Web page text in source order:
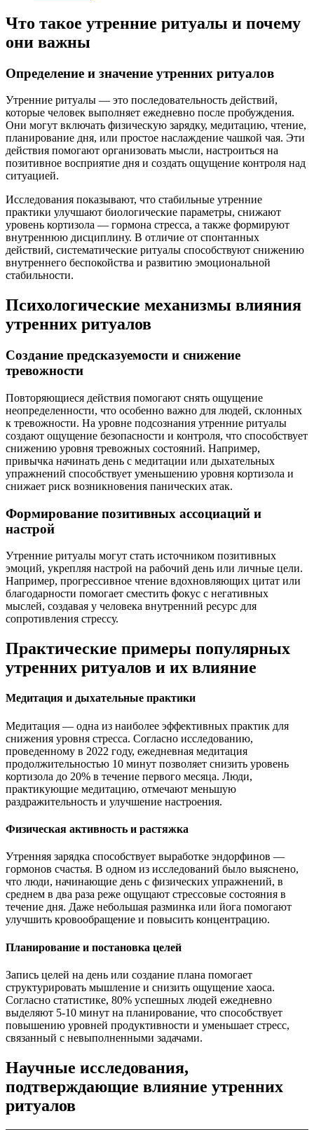
Что такое утренние ритуалы и почему
они важны
Определение и значение утренних ритуалов
Утренние ритуалы — это последовательность действий,
которые человек выполняет ежедневно после пробуждения.
Они могут включать физическую зарядку, медитацию, чтение,
планирование дня, или простое наслаждение чашкой чая. Эти
действия помогают организовать мысли, настроиться на
позитивное восприятие дня и создать ощущение контроля над
ситуацией.
Исследования показывают, что стабильные утренние
практики улучшают биологические параметры, снижают
уровень кортизола — гормона стресса, а также формируют
внутреннюю дисциплину. В отличие от спонтанных
действий, систематические ритуалы способствуют снижению
внутреннего беспокойства и развитию эмоциональной
стабильности.
Психологические механизмы влияния
утренних ритуалов
Создание предсказуемости и снижение
тревожности
Повторяющиеся действия помогают снять ощущение
неопределенности, что особенно важно для людей, склонных
к тревожности. На уровне подсознания утренние ритуалы
создают ощущение безопасности и контроля, что способствует
снижению уровня тревожных состояний. Например,
привычка начинать день с медитации или дыхательных
упражнений способствует уменьшению уровня кортизола и
снижает риск возникновения панических атак.
Формирование позитивных ассоциаций и
настрой
Утренние ритуалы могут стать источником позитивных
эмоций, укрепляя настрой на рабочий день или личные цели.
Например, прогрессивное чтение вдохновляющих цитат или
благодарности помогает сместить фокус с негативных
мыслей, создавая у человека внутренний ресурс для
сопротивления стрессу.
Практические примеры популярных
утренних ритуалов и их влияние
Медитация и дыхательные практики
Медитация — одна из наиболее эффективных практик для
снижения уровня стресса. Согласно исследованию,
проведенному в 2022 году, ежедневная медитация
продолжительностью 10 минут позволяет снизить уровень
кортизола до 20% в течение первого месяца. Люди,
практикующие медитацию, отмечают меньшую
раздражительность и улучшение настроения.
Физическая активность и растяжка
Утренняя зарядка способствует выработке эндорфинов —
гормонов счастья. В одном из исследований было выяснено,
что люди, начинающие день с физических упражнений, в
среднем в два раза реже ощущают стрессовые состояния в
течение дня. Даже небольшая разминка или йога помогают
улучшить кровообращение и повысить концентрацию.
Планирование и постановка целей
Запись целей на день или создание плана помогает
структурировать мышление и снизить ощущение хаоса.
Согласно статистике, 80% успешных людей ежедневно
выделяют 5-10 минут на планирование, что способствует
повышению уровней продуктивности и уменьшает стресс,
связанный с невыполненными задачами.
Научные исследования,
подтверждающие влияние утренних
ритуалов